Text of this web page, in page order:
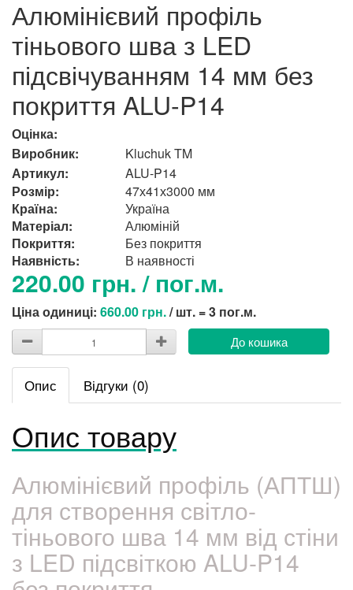
Алюмінієвий профіль
тіньового шва з LED
підсвічуванням 14 мм без
покриття ALU-P14
Оцінка:
Виробник:
Kluchuk TM
Артикул:
ALU-P14
Розмір:
47х41х3000 мм
Країна:
Україна
Матеріал:
Алюміній
Покриття:
Без покриття
Наявність:
В наявності
220.00 грн. / пог.м.
Ціна одиниці: 660.00 грн./ шт. = 3 пог.м.
До кошика
Опис Відгуки (0)
Опис товару
Алюмінієвий профіль (АПТШ)
для створення світло-
тіньового шва 14 мм від стіни
з LED підсвіткою ALU-P14